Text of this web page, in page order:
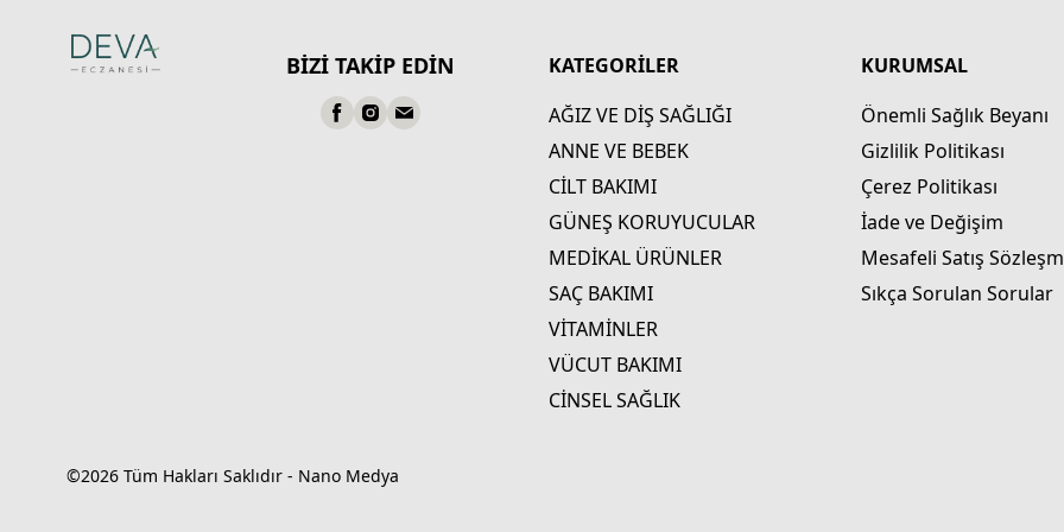
BİZİ TAKİP EDİN
KATEGORİLER
AĞIZ VE DİŞ SAĞLIĞI
ANNE VE BEBEK
CİLT BAKIMI
GÜNEŞ KORUYUCULAR
MEDİKAL ÜRÜNLER
SAÇ BAKIMI
VİTAMİNLER
VÜCUT BAKIMI
CİNSEL SAĞLIK
KURUMSAL
Önemli Sağlık Beyanı
Gizlilik Politikası
Çerez Politikası
İade ve Değişim
Mesafeli Satış
Sıkça Sorulan Sorular
©2026 Tüm Hakları Saklıdır - Nano Medya